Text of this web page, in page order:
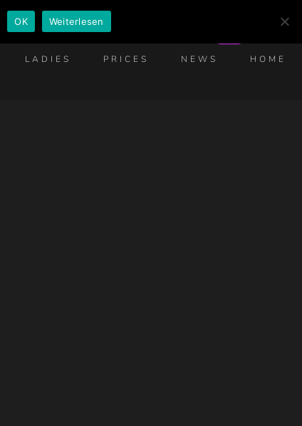
LADIES PRICES NEWS HOME
OK Weiterlesen